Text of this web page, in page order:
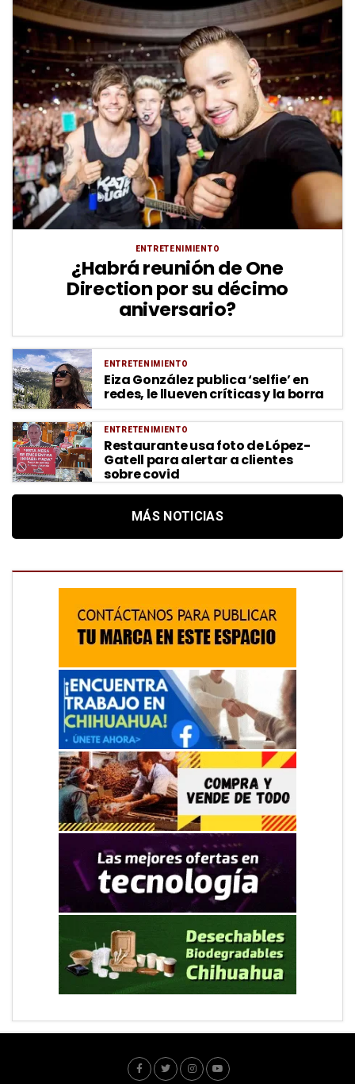
ENTRETENIMIENTO
¿Habrá reunión de One
Direction por su décimo
aniversario?
ENTRETENIMIENTO
Eiza González publica ‘selfie’ en
redes, le llueven críticas y la borra
ENTRETENIMIENTO
Restaurante usa foto de López-
Gatell para alertar a clientes
sobre covid
MÁS NOTICIAS